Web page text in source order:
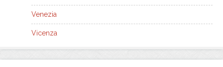
Venezia
Vicenza